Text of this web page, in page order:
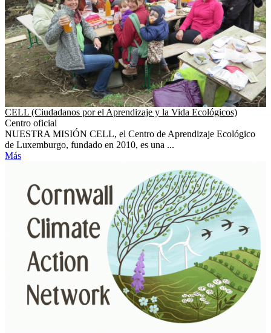
CELL (Ciudadanos por el Aprendizaje y la Vida Ecológicos)
Centro oficial
NUESTRA MISIÓN CELL, el Centro de Aprendizaje Ecológico
de Luxemburgo, fundado en 2010, es una ...
Más